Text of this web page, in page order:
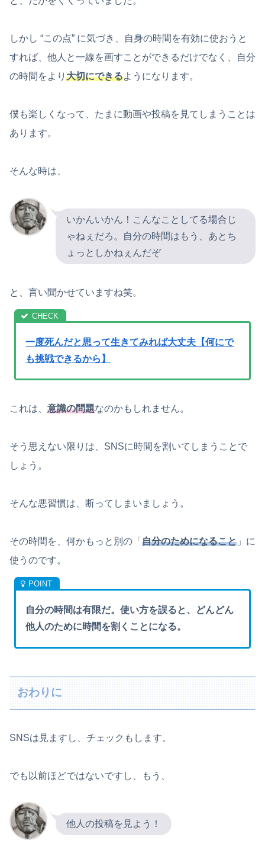
しかし “この点” に気づき、自身の時間を有効に使おうと
すれば、他人と一線を画すことができるだけでなく、自分
の時間をより 大切にできるようになります。
僕も楽しくなって、たまに動画や投稿を見てしまうことは
あります。
そんな時は、
いかんいかん！こんなことしてる場合じ
ゃねぇだろ。自分の時間はもう、あとち
ょっとしかねぇんだぞ
と、言い聞かせていますね笑。
一度死んだと思って生きてみれば大丈夫【何にで
も挑戦できるから】
これは、 意識の問題なのかもしれません。
そう思えない限りは、SNSに時間を割いてしまうことで
しょう。
そんな悪習慣は、断ってしまいましょう。
その時間を、何かもっと別の「 自分のためになること 」に
使うのです。
自分の時間は有限だ。使い方を誤ると、どんどん
他人のために時間を割くことになる。
おわりに
SNSは見ますし、チェックもします。
でも以前ほどではないですし、もう、
他人の投稿を見よう！